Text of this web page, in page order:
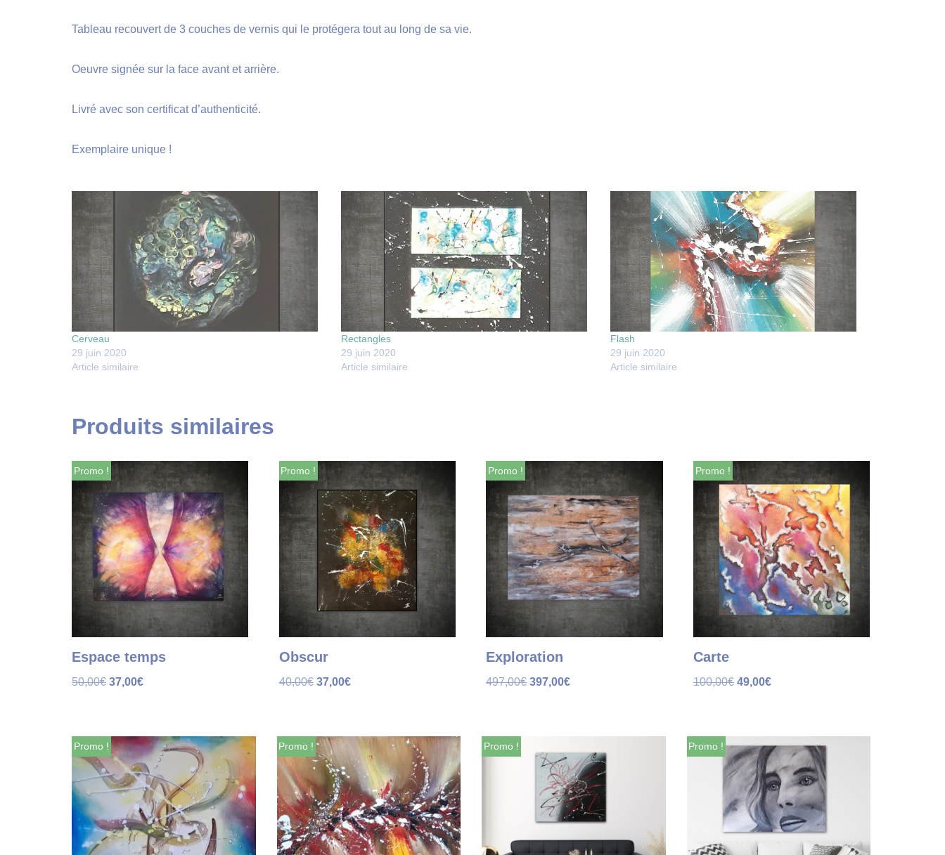
Tableau recouvert de 3 couches de vernis qui le protégera tout au long de sa vie.
Oeuvre signée sur la face avant et arrière.
Livré avec son certificat d’authenticité.
Exemplaire unique !
Cerveau
29 juin 2020
Article similaire
Rectangles
29 juin 2020
Article similaire
Flash
29 juin 2020
Article similaire
Produits similaires
Promo !
Espace temps
50,00€ 37,00€
Promo !
Obscur
40,00€ 37,00€
Promo !
Exploration
497,00€ 397,00€
Promo !
Carte
100,00€ 49,00€
Promo ! Promo ! Promo ! Promo !